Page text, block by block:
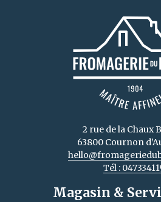
2 rue de la Chaux
63800 Cournon
Tél :
Magasin &